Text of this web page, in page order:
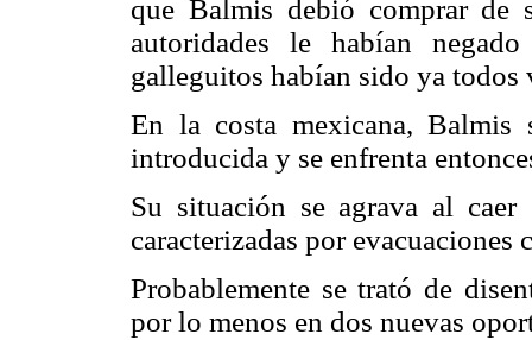
que Balmis debió comprar de
autoridades le habían
galleguitos habían sido ya todos
En la costa mexicana, Balmis
introducida y se enfrenta
Su situación se agrava al
caracterizadas por evacuaciones
Probablemente se trató de
por lo menos en dos nuevas